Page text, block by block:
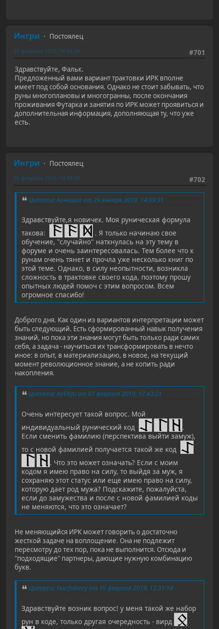
Ингри
Постоялец
#701
25 февраля 2019, 14:04:34
Здравствуйте, Фальк.
Предложенный вами вариант трактовки ИРК вполне
имеет под собой основания. Однако не стоит забывать, что
руны многоплановы и многогранны, после окончания
проживания Футарка и занятия по ИРК может проявиться и
дополнительная информация, дополняющая ту, что уже
есть.
Ингри
Постоялец
#702
25 февраля 2019, 14:10:39
Цитата: Агнишка от 29 января 2019, 14:09:31
Здравствуйте,я новичек. Моя руническая формула
такова:
. Я только начинаю свое
обучение, "случайно" наткнулась на эту тему в
форуме и очень заинтересовалась. Тем более что к
рунам очень тянет и прочла уже несколько книг по
этой теме. Однако, в силу неопытности, возникла
сложность в трактовке своего кода, поэтому прошу
опытных людей помоч с этим вопросом. Всем
огромное спасибо!
Доброго дня. Как один из вариантов интерпретации может
быть следующий. Есть сформированный навык получения
знаний, но пока эти знания могут быть только ради самих
себя, а задача - научиться их трансформировать в нечто
иное: в опыт, в материализацию, в новое, на текущий
момент революционное знание, а не копить ради
накопления.
Цитата: AVENJU от 07 февраля 2019, 17:43:21
Очень интересует такой вопрос. Мой
индивидуальный рунический код
.
Если сменить фамилию (перспектива выйти замуж),
то с новой фамилией получается такой же код
. Что это может означать? Если с моим
кодом я имею право на силу, то выйдя за муж, я
сохраняю этот статус или еще имею право на силу,
которую дает род мужа? Подскажите, пожалуйста,
если до замужества и после с новой фамилией коды
не меняются, что это означает?
Не меняющийся ИРК может говорить о достаточно
жесткой задаче на воплощение. Она не подлежит
пересмотру до тех пор, пока не выполнится. Отсюда и
"подходящие" партнеры, дающие нужную комбинацию
букв.
Цитата: Fearfaktory от 19 февраля 2019, 12:31:14
Здравствуйте возник вопрос! у меня такой же набор
рун в коде, только другая очередность - вирд